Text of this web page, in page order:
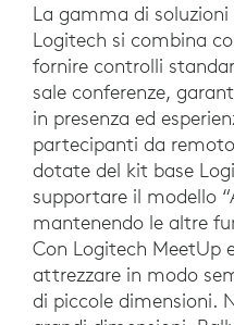
La gamma di
Logitech si combina
fornire controlli
sale conferenze,
in presenza ed
partecipanti da
dotate del kit base
supportare il modello
mantenendo le altre
Con Logitech MeetUp
attrezzare in modo
di piccole dimensioni.